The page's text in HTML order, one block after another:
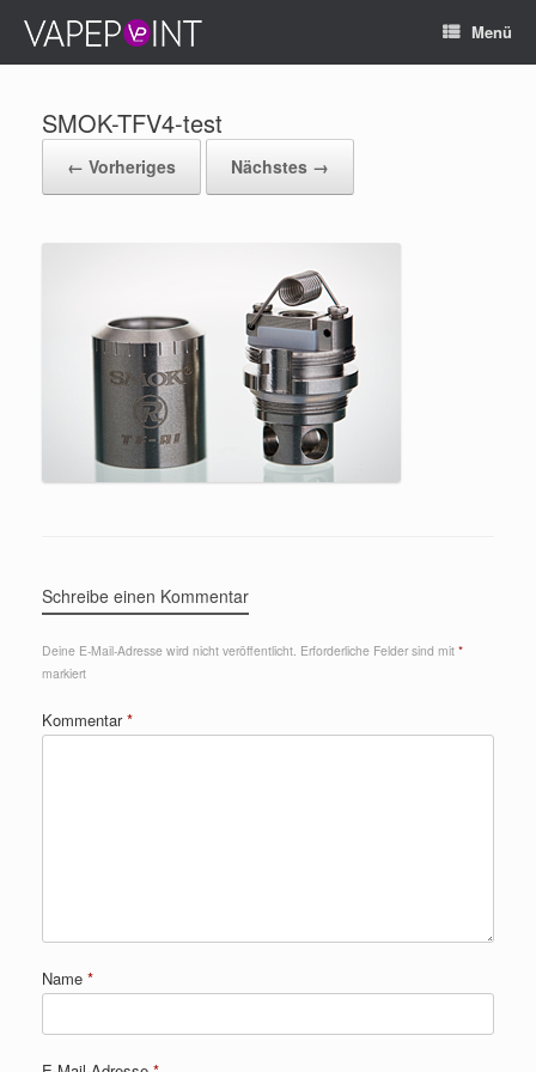
Menü
SMOK-TFV4-test
← Vorheriges Nächstes →
Schreibe einen Kommentar
Deine E-Mail-Adresse wird nicht veröffentlicht. Erforderliche Felder sind mit *
markiert
Kommentar*
Name *